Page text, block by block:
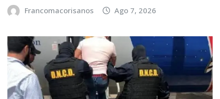
Francomacorisanos Ago 7, 2026